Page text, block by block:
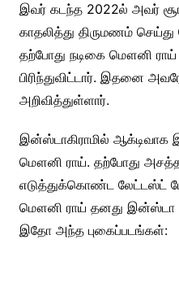
இவர் கடந்த 2022ல் அவர்
காதலித்து திருமணம்
தற்போது நடிகை மௌனி
பிரிந்துவிட்டார். இதனை
அறிவித்துள்ளார்.
இன்ஸ்டாகிராமில் ஆக்டிவாக
மௌனி ராய். தற்போது
எடுத்துக்கொண்ட லேட்டஸ்ட்
மௌனி ராய் தனது இன்ஸ்டா
இதோ அந்த புகைப்படங்கள்: